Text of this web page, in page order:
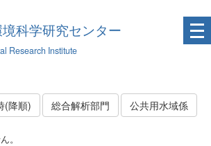
科学研究センター
Research Institute
(降順) 総合解析部門 公共用水域係
。